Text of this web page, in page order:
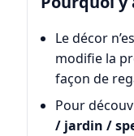
Le décor
modifie la
façon de
Pour
/ jardin /